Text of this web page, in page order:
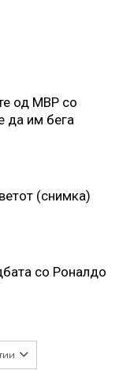
од МВР со
да им бега
(снимка)
со Роналдо